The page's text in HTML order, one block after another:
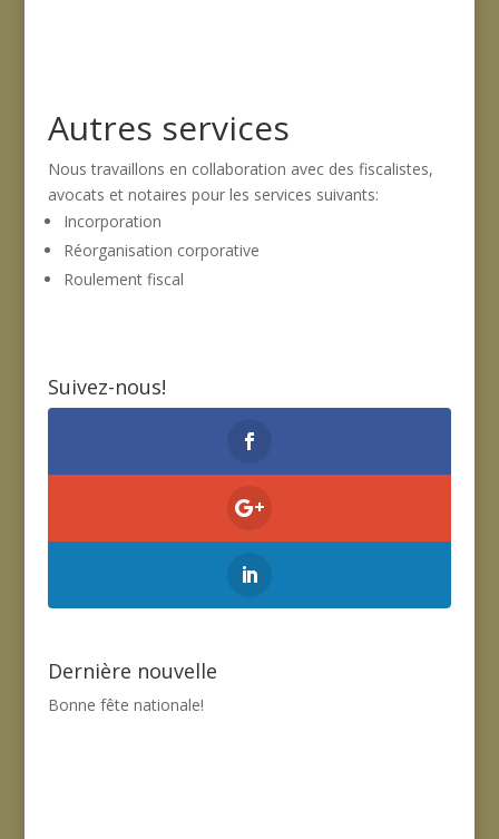
Autres services
Nous travaillons en collaboration avec des fiscalistes,
avocats et notaires pour les services suivants:
Incorporation
Réorganisation corporative
Roulement fiscal
Suivez-nous!
Dernière nouvelle
Bonne fête nationale!